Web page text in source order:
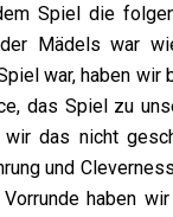
Spiel die
Mädels war
war, haben wir
das Spiel zu
wir das nicht
und
haben